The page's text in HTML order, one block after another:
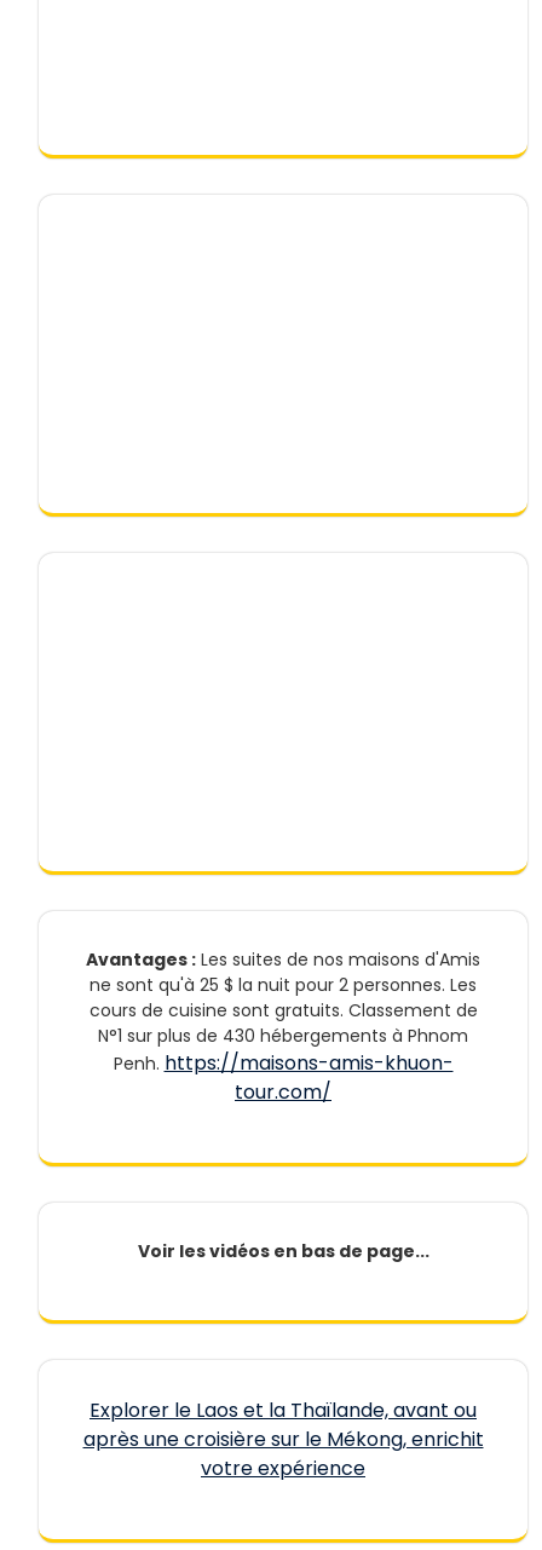
Avantages : Les suites de nos maisons d'Amis
ne sont qu'à 25 $ la nuit pour 2 personnes. Les
cours de cuisine sont gratuits. Classement de
N°1 sur plus de 430 hébergements à Phnom
Penh. https://maisons-amis-khuon-
tour.com/
Voir les vidéos en bas de page...
Explorer le Laos et la Thaïlande, avant ou
après une croisière sur le Mékong, enrichit
votre expérience